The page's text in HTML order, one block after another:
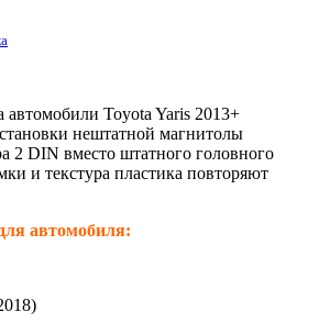
автомобили Toyota Yaris 2013+
нештатной магнитолы
2 DIN вместо штатного головного
и текстура пластика повторяют
автомобиля: